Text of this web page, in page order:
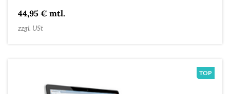
44,95 € mtl.
zzgl. USt